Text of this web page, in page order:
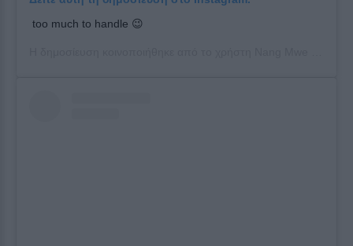
too much to handle 😉